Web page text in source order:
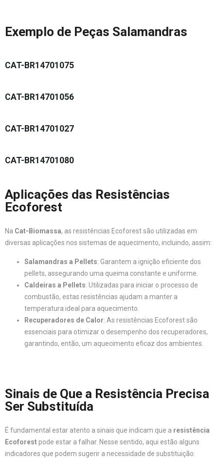
Exemplo de Peças Salamandras
CAT-BR14701075
CAT-BR14701056
CAT-BR14701027
CAT-BR14701080
Aplicações das Resistências
Ecoforest
Na Cat-Biomassa, as resistências Ecoforest são utilizadas em
diversas aplicações nos sistemas de aquecimento, incluindo, assim:
Salamandras a Pellets: Garantem a ignição eficiente dos
pellets, assegurando uma queima constante e uniforme.
Caldeiras a Pellets: Utilizadas para iniciar o processo de
combustão, estas resistências ajudam a manter a
temperatura ideal para aquecimento.
Recuperadores de Calor: As resistências Ecoforest são
essenciais para otimizar o desempenho dos recuperadores,
garantindo, então, um aquecimento eficaz dos ambientes.
Sinais de Que a Resistência Precisa
Ser Substituída
É fundamental estar atento a sinais que indicam que a resistência
Ecoforestpode estar a falhar. Nesse sentido, aqui estão alguns
indicadores que podem sugerir a necessidade de substituição: